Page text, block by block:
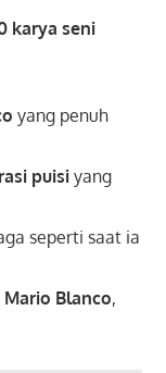
karya seni
yang penuh
puisiyang
seperti saat ia
Blanco,